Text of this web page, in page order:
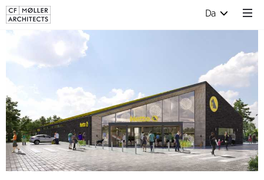
Da